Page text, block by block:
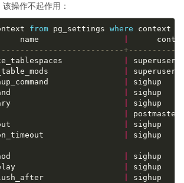
操作不起作用：
from pg_settings where context
name